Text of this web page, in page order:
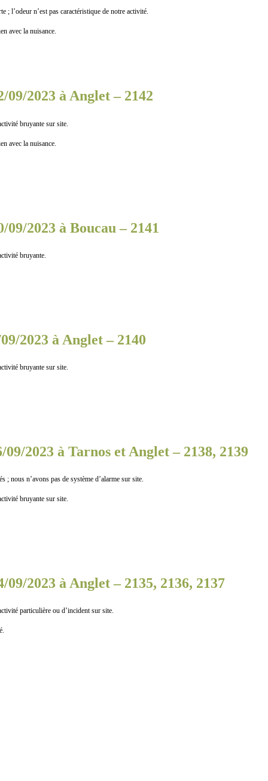
l’odeur n’est pas caractéristique de notre activité.
avec la nuisance.
2023 à Anglet – 2142
bruyante sur site.
avec la nuisance.
2023 à Boucau – 2141
bruyante.
2023 à Anglet – 2140
bruyante sur site.
2023 à Tarnos et Anglet – 2138, 2139
n’avons pas de système d’alarme sur site.
bruyante sur site.
2023 à Anglet – 2135, 2136, 2137
particulière ou d’incident sur site.